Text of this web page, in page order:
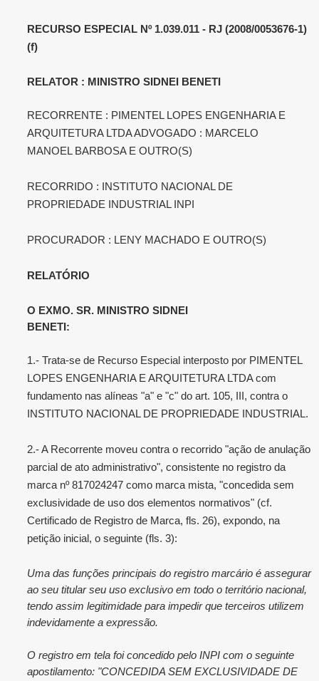
RECURSO ESPECIAL Nº 1.039.011 - RJ (2008/0053676-1)
(f)
RELATOR : MINISTRO SIDNEI BENETI
RECORRENTE : PIMENTEL LOPES ENGENHARIA E
ARQUITETURA LTDA ADVOGADO : MARCELO
MANOEL BARBOSA E OUTRO(S)
RECORRIDO : INSTITUTO NACIONAL DE
PROPRIEDADE INDUSTRIAL INPI
PROCURADOR : LENY MACHADO E OUTRO(S)
RELATÓRIO
O EXMO. SR. MINISTRO SIDNEI
BENETI:
1.- Trata-se de Recurso Especial interposto por PIMENTEL
LOPES ENGENHARIA E ARQUITETURA LTDA com
fundamento nas alíneas "a" e "c" do art. 105, III, contra o
INSTITUTO NACIONAL DE PROPRIEDADE INDUSTRIAL.
2.- A Recorrente moveu contra o recorrido "ação de anulação
parcial de ato administrativo", consistente no registro da
marca nº 817024247 como marca mista, "concedida sem
exclusividade de uso dos elementos normativos" (cf.
Certificado de Registro de Marca, fls. 26), expondo, na
petição inicial, o seguinte (fls. 3):
Uma das funções principais do registro marcário é assegurar
ao seu titular seu uso exclusivo em todo o território nacional,
tendo assim legitimidade para impedir que terceiros utilizem
indevidamente a expressão.
O registro em tela foi concedido pelo INPI com o seguinte
apostilamento: "CONCEDIDA SEM EXCLUSIVIDADE DE